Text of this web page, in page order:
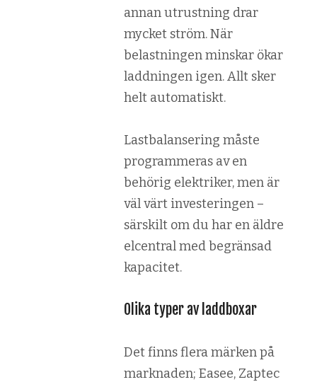
annan utrustning drar
mycket ström. När
belastningen minskar ökar
laddningen igen. Allt sker
helt automatiskt.
Lastbalansering måste
programmeras av en
behörig elektriker, men är
väl värt investeringen –
särskilt om du har en äldre
elcentral med begränsad
kapacitet.
Olika typer av laddboxar
Det finns flera märken på
marknaden; Easee, Zaptec